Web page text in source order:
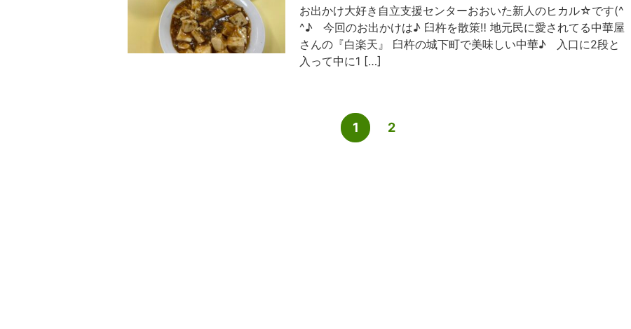
お出かけ大好き自立支援センターおおいた新人のヒカル☆です(^
^♪ 今回のお出かけは♪ 臼杵を散策‼︎ 地元民に愛されてる中華屋
さんの『白楽天』 臼杵の城下町で美味しい中華♪ 入口に2段と
入って中に1 […]
1 2